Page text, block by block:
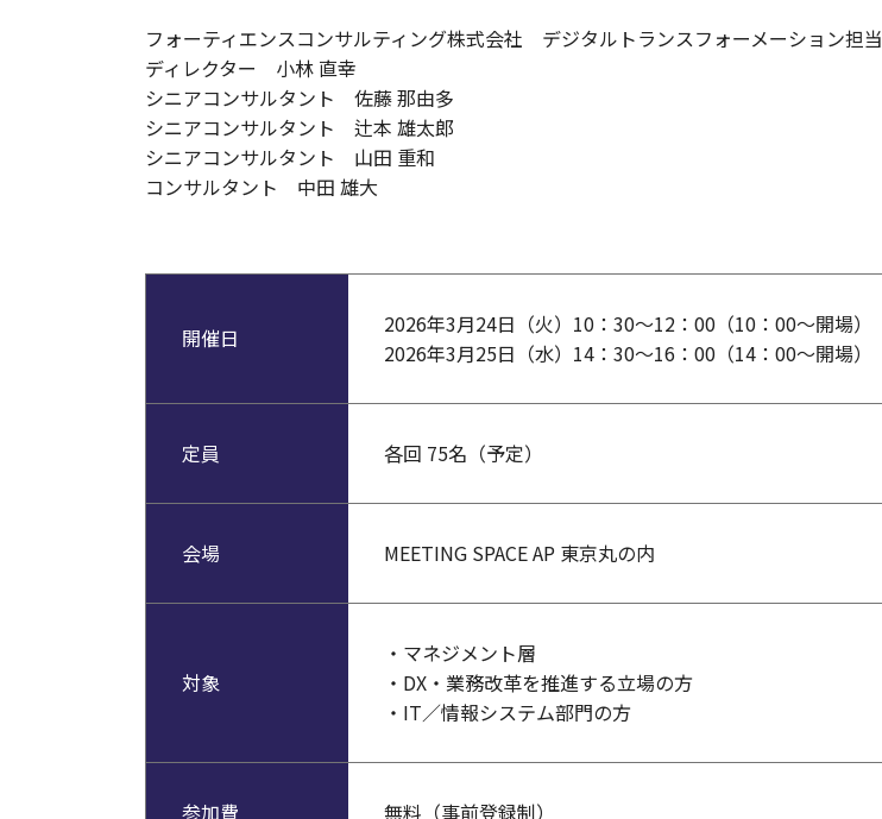
フォーティエンスコンサルティング株式会社 デジタルトランスフォーメーション担当
ディレクター 小林 直幸
シニアコンサルタント 佐藤 那由多
シニアコンサルタント 辻本 雄太郎
シニアコンサルタント 山田 重和
コンサルタント 中田 雄大
開催日
2026年3月24日（火）10：30～12：00（10：00～開場）
2026年3月25日（水）14：30～16：00（14：00～開場）
定員 各回 75名（予定）
会場 MEETING SPACE AP 東京丸の内
対象
・マネジメント層
・DX・業務改革を推進する立場の方
・IT／情報システム部門の方
参加費 無料（事前登録制）